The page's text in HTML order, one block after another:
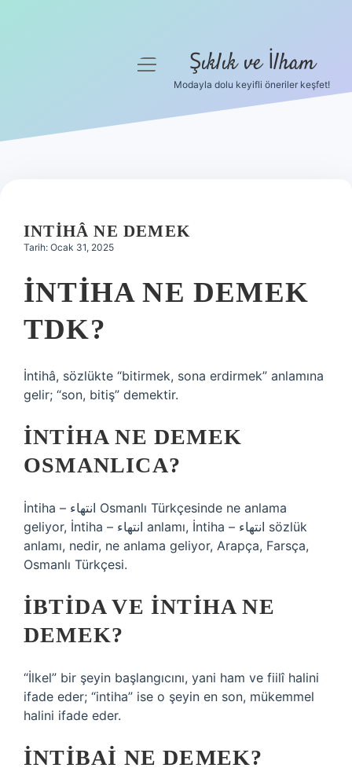
Hakkımızda
menüyü
Şıklık ve İlham
Modayla dolu keyifli öneriler keşfet!
INTIHÂ NE DEMEK
Tarih: Ocak 31, 2025
İNTIHA NE DEMEK
TDK?
İntihâ, sözlükte “bitirmek, sona erdirmek” anlamına
gelir; “son, bitiş” demektir.
İNTIHA NE DEMEK
OSMANLICA?
İntiha – انتهاء Osmanlı Türkçesinde ne anlama
geliyor, İntiha – انتهاء anlamı, İntiha – انتهاء sözlük
anlamı, nedir, ne anlama geliyor, Arapça, Farsça,
Osmanlı Türkçesi.
İBTIDA VE INTIHA NE
DEMEK?
“İlkel” bir şeyin başlangıcını, yani ham ve fiilî halini
ifade eder; “intiha” ise o şeyin en son, mükemmel
halini ifade eder.
İNTIBAI NE DEMEK?